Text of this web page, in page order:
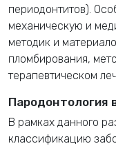
периодонтитов).
механическую и
методик и
пломбирования,
терапевтическом
Пародонтология
В рамках данного
классификацию